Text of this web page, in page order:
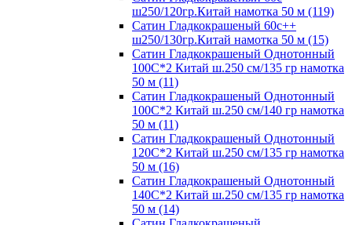
ш250/120гр.Китай намотка 50 м (119)
Сатин Гладкокрашеный 60с++
ш250/130гр.Китай намотка 50 м (15)
Сатин Гладкокрашеный Однотонный
100С*2 Китай ш.250 см/135 гр намотка
50 м (11)
Сатин Гладкокрашеный Однотонный
100С*2 Китай ш.250 см/140 гр намотка
50 м (11)
Сатин Гладкокрашеный Однотонный
120С*2 Китай ш.250 см/135 гр намотка
50 м (16)
Сатин Гладкокрашеный Однотонный
140С*2 Китай ш.250 см/135 гр намотка
50 м (14)